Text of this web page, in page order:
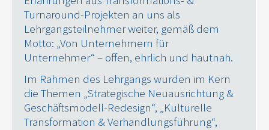
Turnaround-Projekten an uns als
Lehrgangsteilnehmer weiter, gemäß dem
Motto: „Von Unternehmern für
Unternehmer“ – offen, ehrlich und hautnah.
Im Rahmen des Lehrgangs wurden im Kern
die Themen „Strategische Neuausrichtung &
Geschäftsmodell-Redesign“, „Kulturelle
Transformation & Verhandlungsführung“,